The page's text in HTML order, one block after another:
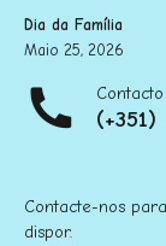
Dia da Família
Maio 25, 2026
Contacto
Contacte-nos
dispor.